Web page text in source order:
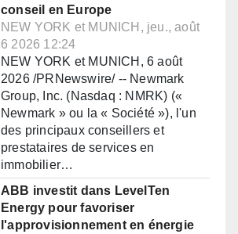
conseil en Europe
NEW YORK et MUNICH, jeu., août
6 2026 12:24
NEW YORK et MUNICH, 6 août
2026 /PRNewswire/ -- Newmark
Group, Inc. (Nasdaq : NMRK) («
Newmark » ou la « Société »), l'un
des principaux conseillers et
prestataires de services en
immobilier…
ABB investit dans LevelTen
Energy pour favoriser
l'approvisionnement en énergie